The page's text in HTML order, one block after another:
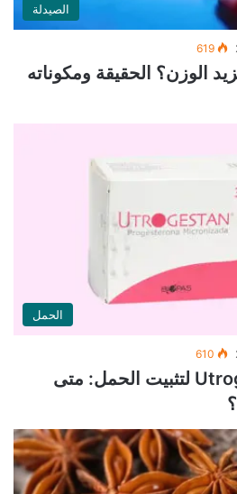
الصيدلة
619
الوزن؟ الحقيقة ومكوناته
الحمل
610
أعراض Utrogestan 200 لتثبيت الحمل: متى